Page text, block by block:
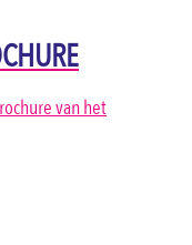
van het